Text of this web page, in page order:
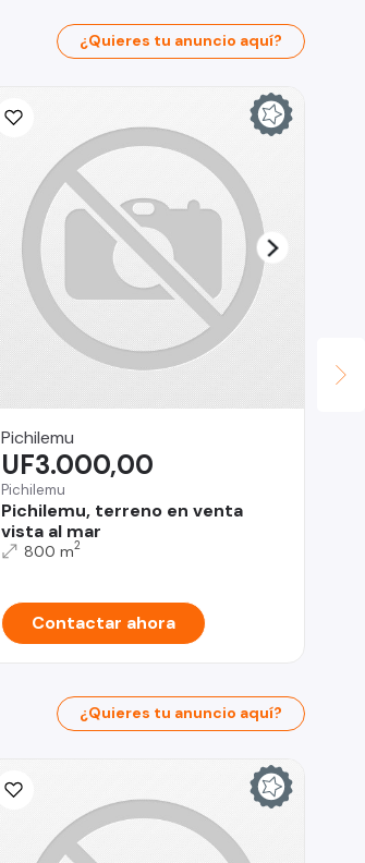
¿Quieres tu anuncio aquí?
Pichilemu
Pichilemu
Pichilemu, terreno en venta
vista al mar
UF3.000,00
800 m2
Contactar ahora
¿Quieres tu anuncio aquí?